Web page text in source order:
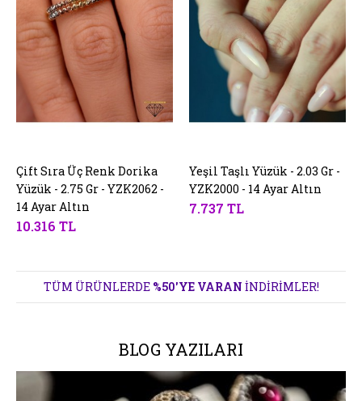
SEPETE EKLE
Çift Sıra Üç Renk Dorika
Yüzük - 2.75 Gr - YZK2062 -
14 Ayar Altın
10.316 TL
SEPETE EKLE
Yeşil Taşlı Yüzük - 2.03 Gr -
YZK2000 - 14 Ayar Altın
7.737 TL
TÜM ÜRÜNLERDE %50'YE VARAN İNDIRIMLER!
BLOG YAZILARI